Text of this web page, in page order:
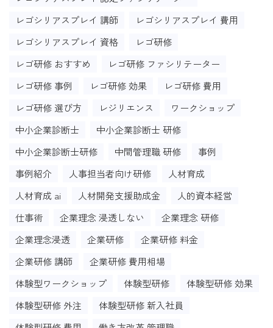
レゴシリアスプレイ 講師
レゴシリアスプレイ 費用
レゴシリアスプレイ 資格
レゴ研修
レゴ研修 おすすめ
レゴ研修 ファシリテーター
レゴ研修 事例
レゴ研修 効果
レゴ研修 費用
レゴ研修 選び方
レジリエンス
ワークショップ
中小企業診断士
中小企業診断士 研修
中小企業診断士研修
中間管理職 研修
事例
事例紹介
人事担当者向け研修
人材育成
人材育成 ai
人材開発支援助成金
人的資本経営
仕事術
企業理念 浸透しない
企業理念 研修
企業理念浸透
企業研修
企業研修 料金
企業研修 講師
企業研修 費用相場
体験型ワークショップ
体験型研修
体験型研修 効果
体験型研修 外注
体験型研修 新入社員